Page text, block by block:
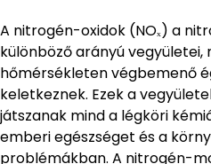
A nitrogén-oxidok (NOₓ) a
különböző arányú
hőmérsékleten végbemenő
keletkeznek. Ezek a
játszanak mind a légköri
emberi egészséget és a
problémákban. A nitrogén-